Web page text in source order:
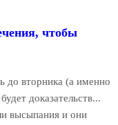
чтобы
до вторника (а именно
доказательств...
высыпания и они